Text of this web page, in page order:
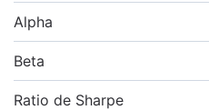
Alpha
Beta
Ratio de Sharpe